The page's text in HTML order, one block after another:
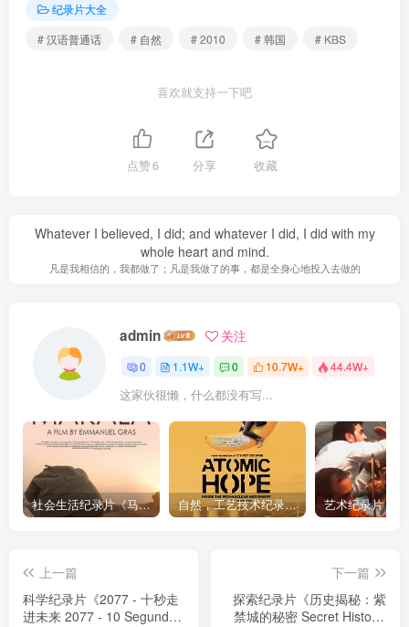
纪录片大全
# 汉语普通话
# 自然 # 2010 # 韩国 # KBS
喜欢就支持一下吧
点赞6 分享 收藏
Whatever I believed, I did; and whatever I did, I did with my
whole heart and mind.
凡是我相信的，我都做了；凡是我做了的事，都是全身心地投入去做的
admin 关注
0 1.1W+ 0 10.7W+ 44.4W+
这家伙很懒，什么都没有写...
社会生活纪录片《马加拉 Makala》下载 自然，工艺技术纪录片《原子能的希望 Atomic Hope – Inside the Pro-Nuclear Movement》下载
上一篇
科学纪录片《2077 - 十秒走
进未来 2077 - 10 Segundos
下一篇
探索纪录片《历史揭秘：紫
禁城的秘密 Secret History: